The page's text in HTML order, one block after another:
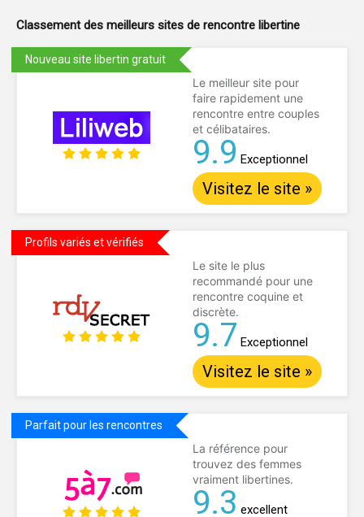
Classement des meilleurs sites de rencontre libertine
Nouveau site libertin gratuit
Le meilleur site pour
faire rapidement une
rencontre entre couples
et célibataires.
9.9 Exceptionnel
Visitez le site »
Profils variés et vérifiés
Le site le plus
recommandé pour une
rencontre coquine et
discrète.
9.7 Exceptionnel
Visitez le site »
Parfait pour les rencontres
La référence pour
trouvez des femmes
vraiment libertines.
9.3 excellent